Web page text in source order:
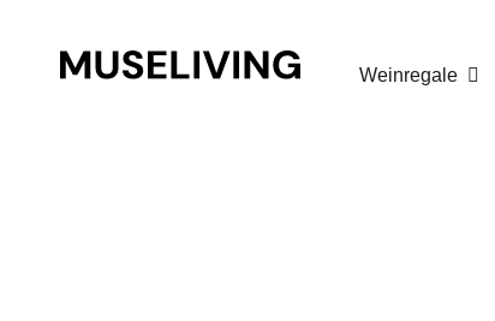
Weinregale
Warenkorb